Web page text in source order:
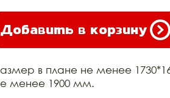
Добавить в корзину
в плане не менее
менее 1900 мм.